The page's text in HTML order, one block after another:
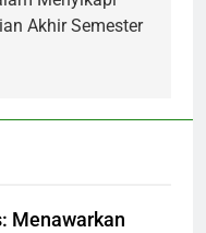
Akhir Semester
Menawarkan